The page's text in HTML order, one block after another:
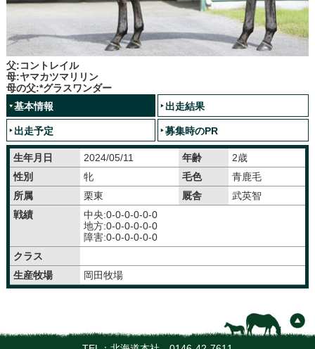
父:コントレイル
母:ヤマカツマリリン
母の父:*グラスワンダー
基本情報
出走結果
出走予定 募集時のPR
生年月日 2024/05/11 年齢
2歳
性別
牝 毛色
青鹿毛
所属
栗東 厩舎
武英智
戦績
中央:0-0-0-0-0-0
地方:0-0-0-0-0-0
障害:0-0-0-0-0-0
クラス
生産牧場
岡田牧場